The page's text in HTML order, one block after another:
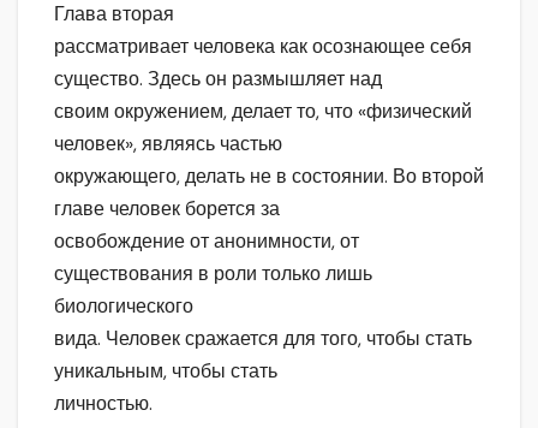
Глава вторая
рассматривает человека как осознающее себя
существо. Здесь он размышляет над
своим окружением, делает то, что «физический
человек», являясь частью
окружающего, делать не в состоянии. Во второй
главе человек борется за
освобождение от анонимности, от
существования в роли только лишь
биологического
вида. Человек сражается для того, чтобы стать
уникальным, чтобы стать
личностью.